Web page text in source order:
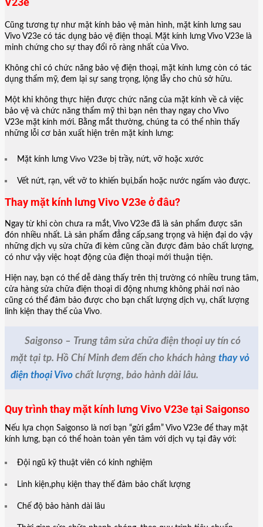
những dịch vụ sửa chữa đi kèm cũng cần được đảm bảo chất lượng,
Hiện nay, bạn có thể dễ dàng thấy trên thị trường có nhiều trung tâm,
cửa hàng sửa chữa điện thoại di động nhưng không phải nơi nào
linh kiện thay thế của Vivo.
Saigonso – Trung tâm sửa chữa điện thoại uy tín có
mặt tại tp. Hồ Chí Minh đem đến cho khách hàngthay vỏ
điện thoại Vivochất lượng, bảo hành dài lâu.
Quy trình thay mặt kính lưng Vivo V23e tại Saigonso
Nếu lựa chọn Saigonso là nơi bạn “gửi gắm” Vivo V23e để thay mặt
kính lưng, bạn có thể hoàn toàn yên tâm với dịch vụ tại đây với:
Đội ngũ kỹ thuật viên có kinh nghiệm
Linh kiện,phụ kiện thay thế đảm bảo chất lượng
Chế độ bảo hành dài lâu
Thời gian sửa chữa nhanh chóng, theo quy trình tiêu chuẩn
Bước 1: Giao dịch viên tiếp nhận Vivo V23e
Bước 4:Kỹ thuật viên tiến hành thay thế mặt kính lưng nếu như
Giftcard trước khi ra về.
nhé. Chắc chắn, chiếc điện thoại của bạn sẽ có được diện mạo vô cùng
Sài Gòn Sốquý khách sẽ cảm thấy hài lòng với đội ngũ nhân viên và